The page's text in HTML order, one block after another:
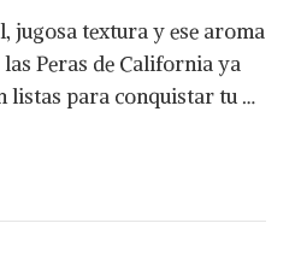
jugosa textura y ese aroma
Peras de California ya
listas para conquistar tu …